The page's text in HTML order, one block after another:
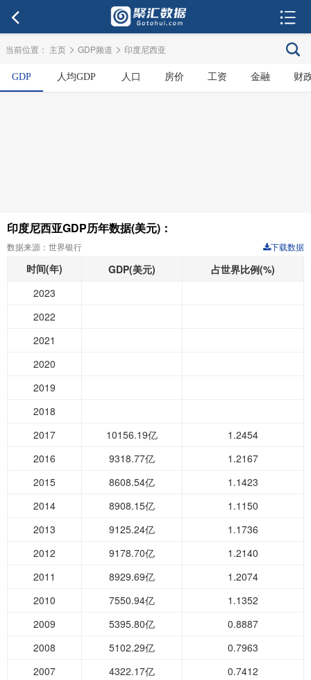
当前位置： 主页 > GDP频道 > 印度尼西亚
GDP 人均GDP 人口 房价 工资 金融 财
印度尼西亚GDP历年数据(美元)：
数据来源：世界银行 下载数据
时间(年) GDP(美元)
占世界比例(%)
2023
2022
2021
2020
2019
2018
2017
10156.19亿
1.2454
2016
9318.77亿
1.2167
2015
8608.54亿
1.1423
2014
8908.15亿
1.1150
2013
9125.24亿
1.1736
2012
9178.70亿
1.2140
2011
8929.69亿
1.2074
2010
7550.94亿
1.1352
2009
5395.80亿
0.8887
2008
5102.29亿
0.7963
2007
4322.17亿
0.7412